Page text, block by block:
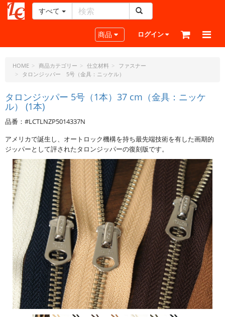
ー
ラ
フ
ド
ッ
ト・
ェ
ー
ピ
ー
すべて
Toggle navigation
商品 ログイン
HOME 商品カテゴリー 仕立材料
ファスナー
タロンジッパー 5号（金具：ニッケル）
タロンジッパー 5号（1本）37 cm（金具：ニッケ
ル） (1本)
品番：#LCTLNZP5014337N
アメリカで誕生し、オートロック機構を持ち最先端技術を有した画期的
ジッパーとして評されたタロンジッパーの復刻版です。